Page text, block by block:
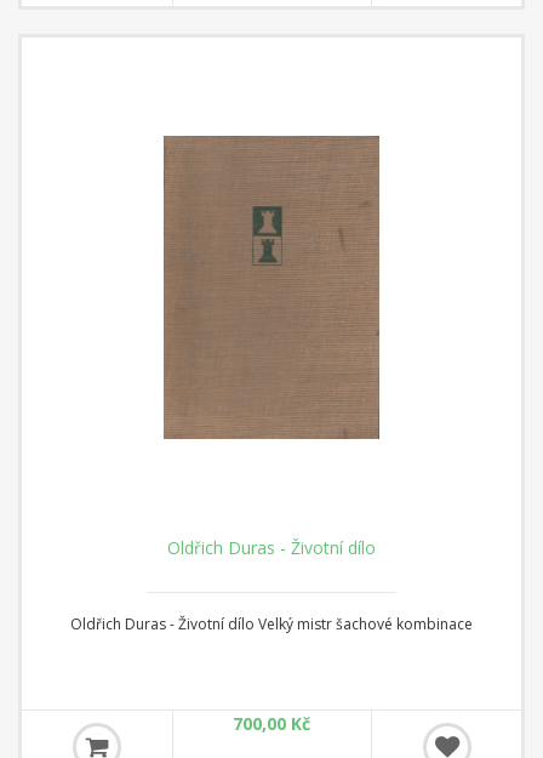
Oldřich Duras - Životní dílo
Oldřich Duras - Životní dílo Velký mistr šachové kombinace
700,00 Kč